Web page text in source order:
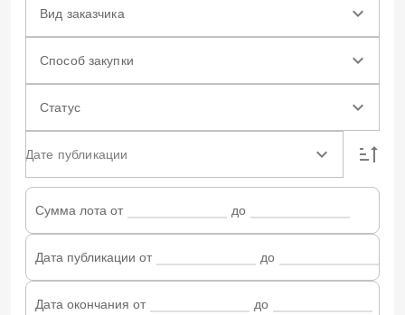
Вид заказчика
Способ закупки
Статус
Дате публикации
Сумма лота от до
Дата публикации от до
Дата окончания от до